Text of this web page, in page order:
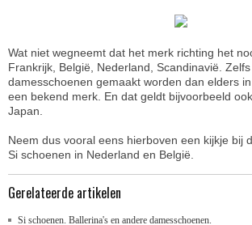
Wat niet wegneemt dat het merk richting het
Frankrijk, België, Nederland, Scandinavië.
damesschoenen gemaakt worden dan elders
een bekend merk. En dat geldt bijvoorbeeld
Japan.
Neem dus vooral eens hierboven een kijkje bij
Si schoenen in Nederland en België.
Gerelateerde artikelen
Si schoenen. Ballerina's en andere damesschoenen.